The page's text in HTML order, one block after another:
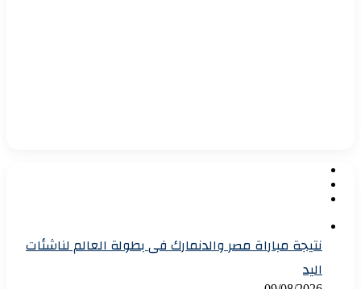
نتيجة مباراة مصر والدنمارك فى بطولة العالم لناشئات
اليد